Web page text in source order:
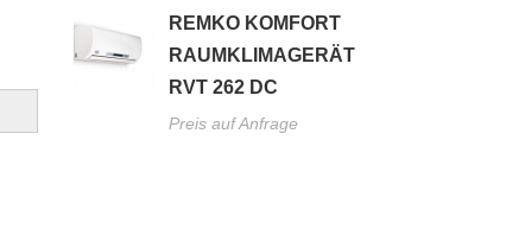
REMKO KOMFORT
RAUMKLIMAGERÄT
RVT 262 DC
Preis auf Anfrage